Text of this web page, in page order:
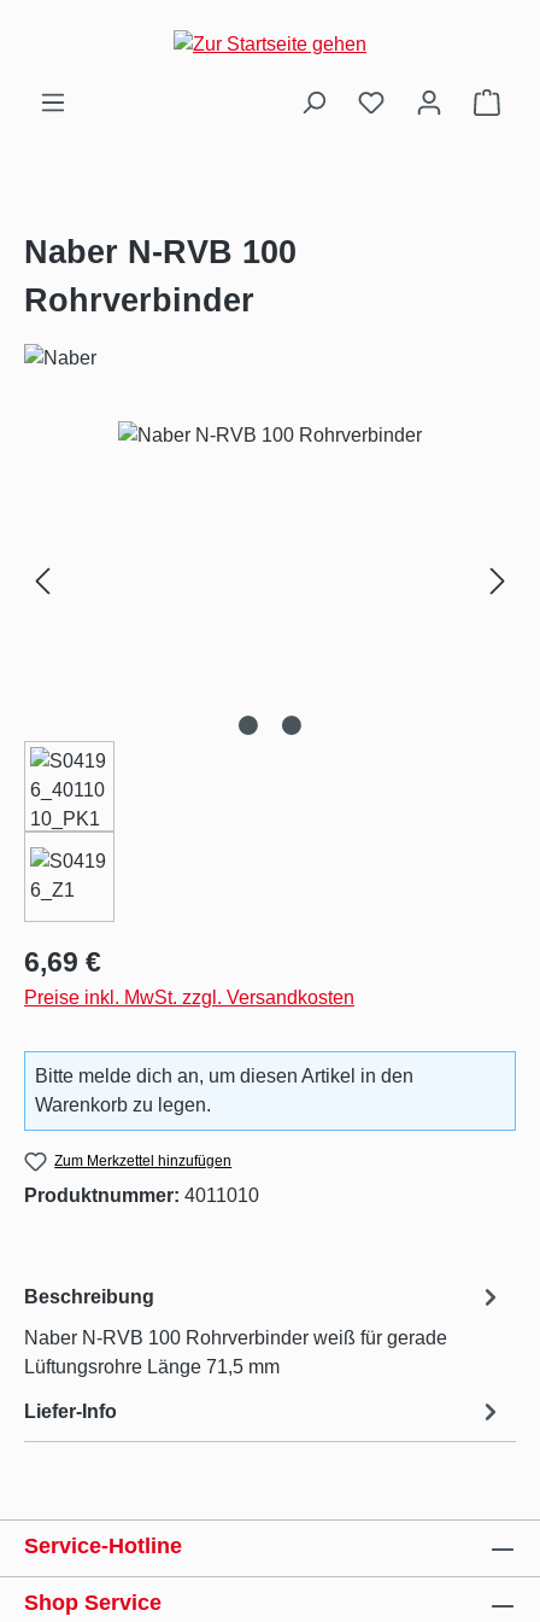
Zum Hauptinhalt springen
Naber N-RVB 100
Rohrverbinder
Bildergalerie überspringen
Regulärer Preis:
6,69 €
Preise inkl. MwSt. zzgl. Versandkosten
Bitte melde dich an, um diesen Artikel in den
Warenkorb zu legen.
Zum Merkzettel hinzufügen
Produktnummer: 4011010
Beschreibung
Naber N-RVB 100 Rohrverbinder weiß für gerade
Lüftungsrohre Länge 71,5 mm
Liefer-Info
Service-Hotline
Shop Service